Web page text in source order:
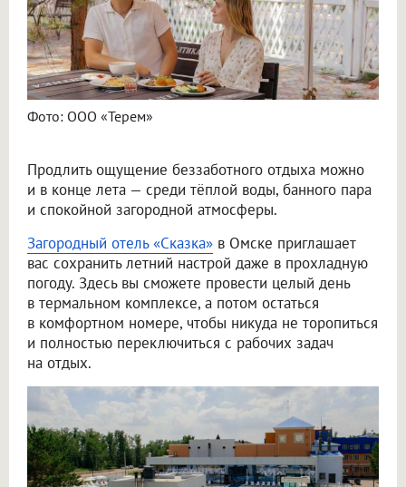
Фото: ООО «Терем»
Продлить ощущение беззаботного отдыха можно
и в конце лета — среди тёплой воды, банного пара
и спокойной загородной атмосферы.
Загородный отель «Сказка» в Омске приглашает
вас сохранить летний настрой даже в прохладную
погоду. Здесь вы сможете провести целый день
в термальном комплексе, а потом остаться
в комфортном номере, чтобы никуда не торопиться
и полностью переключиться с рабочих задач
на отдых.